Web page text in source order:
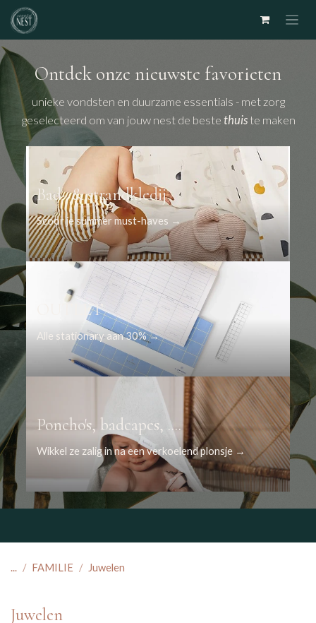
Overslaan naar inhoud
Ontdek onze nieuwste favorieten
unieke vondsten en duurzame essentials - met zorg
geselecteerd om van jouw nest de beste thuiste maken
Bad- & strandkledij
Scoor je summer must-haves →
OUTLET
Alle stationary aan 30% →
Poncho's, badcapes, ....
Wikkel ze zalig in na een verkoelend plonsje →
... FAMILIE Juwelen
Juwelen